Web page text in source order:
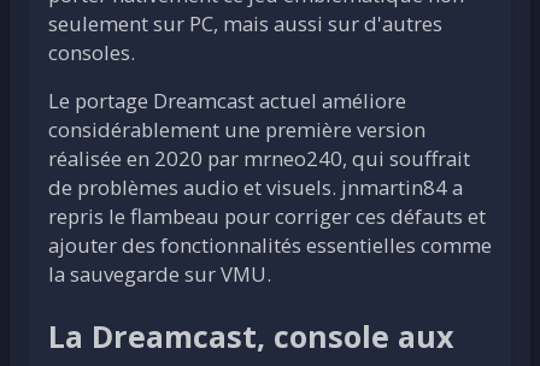
seulement sur PC, mais aussi sur d'autres
consoles.
Le portage Dreamcast actuel améliore
considérablement une première version
réalisée en 2020 par mrneo240, qui souffrait
de problèmes audio et visuels. jnmartin84 a
repris le flambeau pour corriger ces défauts et
ajouter des fonctionnalités essentielles comme
la sauvegarde sur VMU.
La Dreamcast, console aux